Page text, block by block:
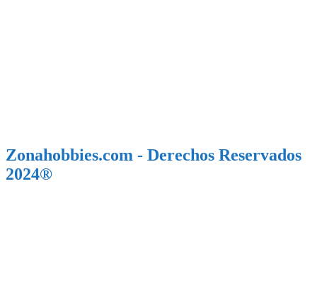
Zonahobbies.com - Derechos Reservados
2024®